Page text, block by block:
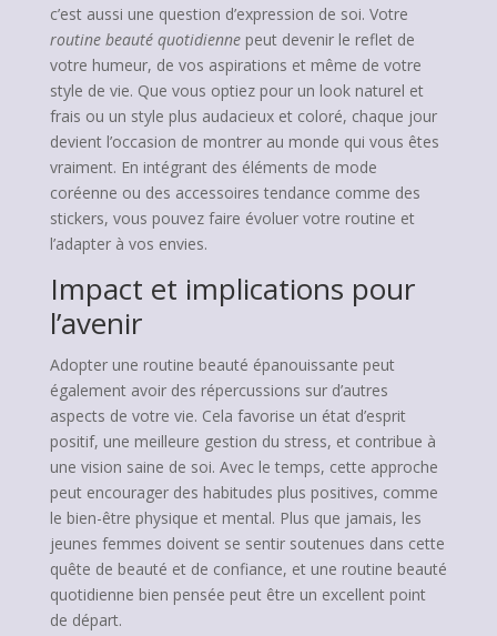
c’est aussi une question d’expression de soi. Votre
routine beauté quotidiennepeut devenir le reflet de
votre humeur, de vos aspirations et même de votre
style de vie. Que vous optiez pour un look naturel et
frais ou un style plus audacieux et coloré, chaque jour
devient l’occasion de montrer au monde qui vous êtes
vraiment. En intégrant des éléments de mode
coréenne ou des accessoires tendance comme des
stickers, vous pouvez faire évoluer votre routine et
l’adapter à vos envies.
Impact et implications pour
l’avenir
Adopter une routine beauté épanouissante peut
également avoir des répercussions sur d’autres
aspects de votre vie. Cela favorise un état d’esprit
positif, une meilleure gestion du stress, et contribue à
une vision saine de soi. Avec le temps, cette approche
peut encourager des habitudes plus positives, comme
le bien-être physique et mental. Plus que jamais, les
jeunes femmes doivent se sentir soutenues dans cette
quête de beauté et de confiance, et une routine beauté
quotidienne bien pensée peut être un excellent point
de départ.